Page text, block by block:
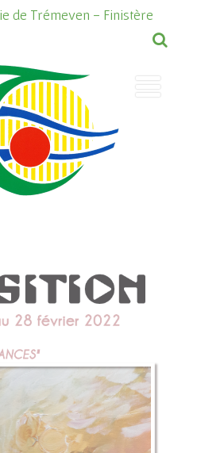
de Trémeven - Finistère